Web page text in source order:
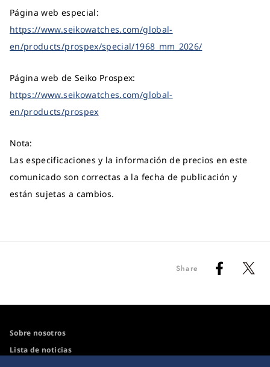
Página web especial:
https://www.seikowatches.com/global-
en/products/prospex/special/1968_mm_2026/
Página web de Seiko Prospex:
https://www.seikowatches.com/global-
en/products/prospex
Nota:
Las especificaciones y la información de precios en este
comunicado son correctas a la fecha de publicación y
están sujetas a cambios.
Share
Sobre nosotros
Lista de noticias